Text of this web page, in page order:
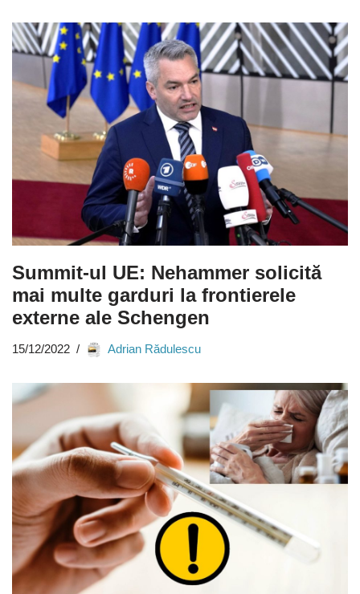
Summit-ul UE: Nehammer solicită
mai multe garduri la frontierele
externe ale Schengen
15/12/2022 Adrian Rădulescu